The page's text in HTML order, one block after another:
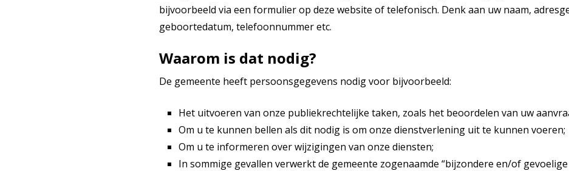
bijvoorbeeld via een formulier op deze website of telefonisch. Denk aan uw naam,
geboortedatum, telefoonnummer etc.
Waarom is dat nodig?
De gemeente heeft persoonsgegevens nodig voor bijvoorbeeld:
Het uitvoeren van onze publiekrechtelijke taken, zoals het beoordelen van uw
Om u te kunnen bellen als dit nodig is om onze dienstverlening uit te kunnen voeren;
Om u te informeren over wijzigingen van onze diensten;
In sommige gevallen verwerkt de gemeente zogenaamde “bijzondere en/of gevoelige